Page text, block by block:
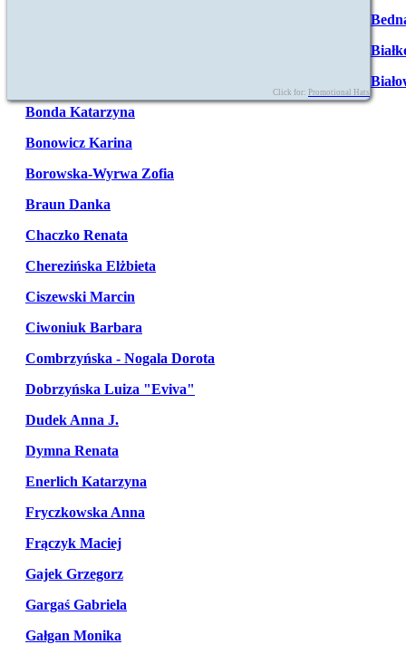
Click for: Promotional Hats
Bonda Katarzyna
Bonowicz Karina
Borowska-Wyrwa Zofia
Braun Danka
Chaczko Renata
Cherezińska Elżbieta
Ciszewski Marcin
Ciwoniuk Barbara
Combrzyńska - Nogala Dorota
Dobrzyńska Luiza "Eviva"
Dudek Anna J.
Dymna Renata
Enerlich Katarzyna
Fryczkowska Anna
Frączyk Maciej
Gajek Grzegorz
Gargaś Gabriela
Gałgan Monika